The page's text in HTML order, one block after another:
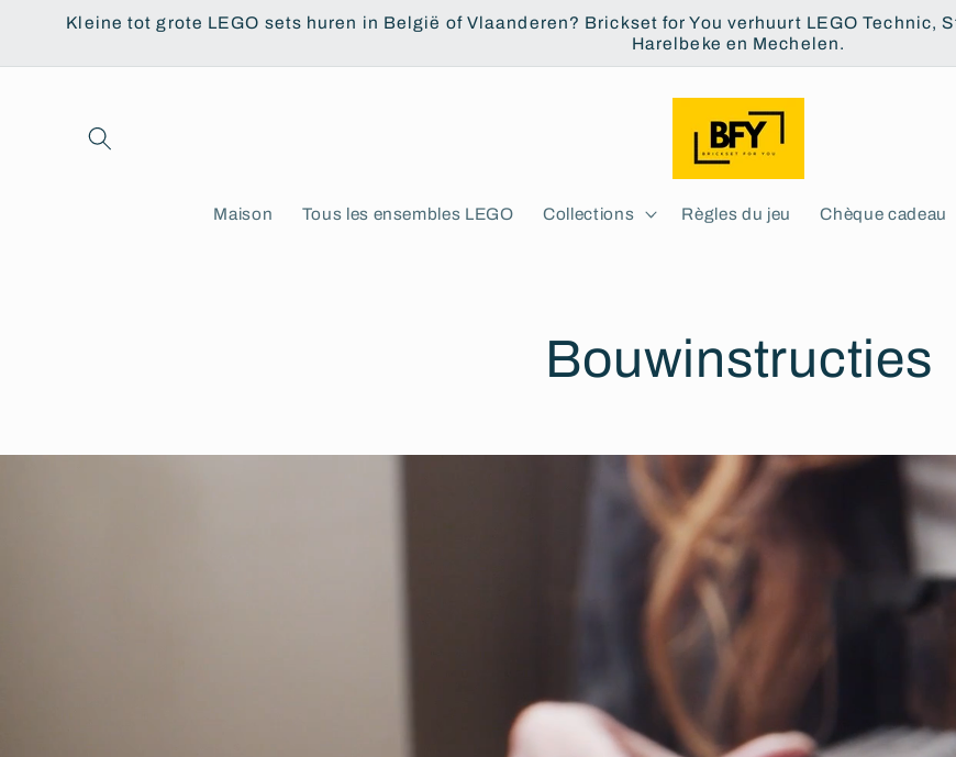
passer
contenu
Kleine tot grote LEGO sets huren in België of Vlaanderen? Brickset for You verhuurt LEGO Technic,
Harelbeke en Mechelen.
Maison Tous les ensembles LEGO Collections Règles du jeu Chèque cadeau
Bouwinstructies